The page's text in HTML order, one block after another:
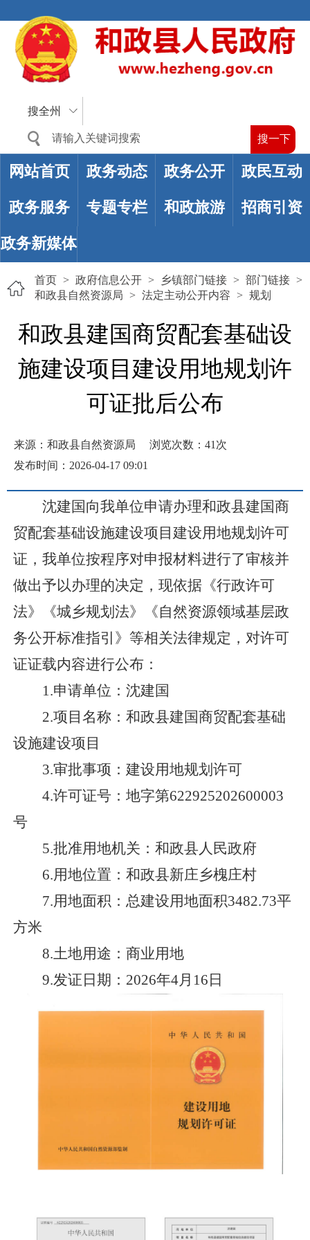
搜全州
网站首页 政务动态 政务公开 政民互动
政务服务 专题专栏 和政旅游 招商引资
政务新媒体
首页 > 政府信息公开 > 乡镇部门链接 > 部门链接 >
和政县自然资源局 > 法定主动公开内容 > 规划
和政县建国商贸配套基础设
施建设项目建设用地规划许
可证批后公布
来源：和政县自然资源局 浏览次数： 41 次
发布时间：2026-04-17 09:01
沈建国向我单位申请办理和政县建国商
贸配套基础设施建设项目建设用地规划许可
证，我单位按程序对申报材料进行了审核并
做出予以办理的决定，现依据《行政许可
法》《城乡规划法》《自然资源领域基层政
务公开标准指引》等相关法律规定，对许可
证证载内容进行公布：
1.申请单位：沈建国
2.项目名称：和政县建国商贸配套基础
设施建设项目
3.审批事项：建设用地规划许可
4.许可证号：地字第622925202600003
号
5.批准用地机关：和政县人民政府
6.用地位置：和政县新庄乡槐庄村
7.用地面积：总建设用地面积3482.73平
方米
8.土地用途：商业用地
9.发证日期：2026年4月 16 日